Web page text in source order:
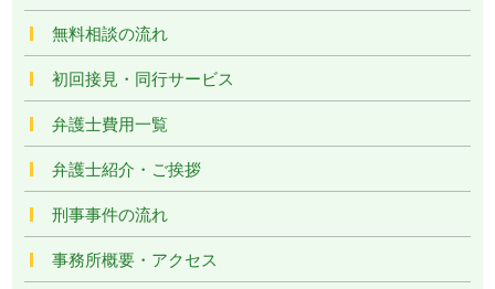
無料相談の流れ
初回接見・同行サービス
弁護士費用一覧
弁護士紹介・ご挨拶
刑事事件の流れ
事務所概要・アクセス